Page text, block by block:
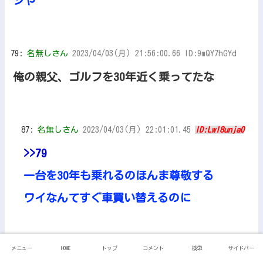
79: 名無しさん 2023/04/03(月) 21:56:00.66 ID:9mQY7hGYd
俺の親父、ゴルフを30年近く乗ってたな
87: 名無しさん 2023/04/03(月) 22:01:01.45 ID:LwI8unja0
>>79
一台を30年も乗れるのほんま尊敬する
ワイなんてすぐ車買い替えるのに
81: 名無しさん 2023/04/03(月) 21:57:05.25 ID:zEkfDZ9V0
メニュー HOME トップ コメント 検索 サイドバー